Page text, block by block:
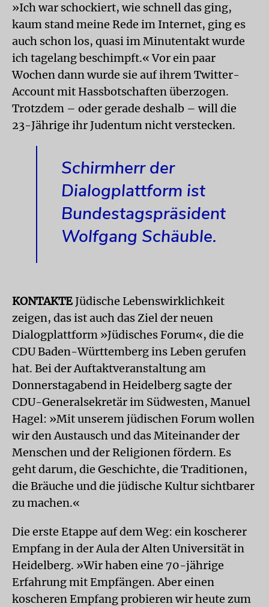
»Ich war schockiert, wie schnell das ging,
kaum stand meine Rede im Internet, ging es
auch schon los, quasi im Minutentakt wurde
ich tagelang beschimpft.« Vor ein paar
Wochen dann wurde sie auf ihrem Twitter-
Account mit Hassbotschaften überzogen.
Trotzdem – oder gerade deshalb – will die
23-Jährige ihr Judentum nicht verstecken.
Schirmherr der
Dialogplattform ist
Bundestagspräsident
Wolfgang Schäuble.
KONTAKTE Jüdische Lebenswirklichkeit
zeigen, das ist auch das Ziel der neuen
Dialogplattform »Jüdisches Forum«, die die
CDU Baden-Württemberg ins Leben gerufen
hat. Bei der Auftaktveranstaltung am
Donnerstagabend in Heidelberg sagte der
CDU-Generalsekretär im Südwesten, Manuel
Hagel: »Mit unserem jüdischen Forum wollen
wir den Austausch und das Miteinander der
Menschen und der Religionen fördern. Es
geht darum, die Geschichte, die Traditionen,
die Bräuche und die jüdische Kultur sichtbarer
zu machen.«
Die erste Etappe auf dem Weg: ein koscherer
Empfang in der Aula der Alten Universität in
Heidelberg. »Wir haben eine 70-jährige
Erfahrung mit Empfängen. Aber einen
koscheren Empfang probieren wir heute zum